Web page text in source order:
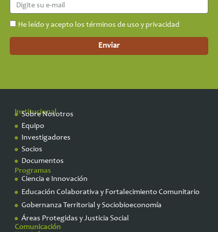
He leído y acepto los términos de uso y privacidad
Enviar
Institucional
Sobre Nosotros
Equipo
Investigadores
Socios
Documentos
Programas
Ciencia e Innovación
Educación Colaborativa y Fortalecimiento Comunitario
Gobernanza Territorial y Sociobioeconomía
Áreas Protegidas y Justicia Social
Comunicación